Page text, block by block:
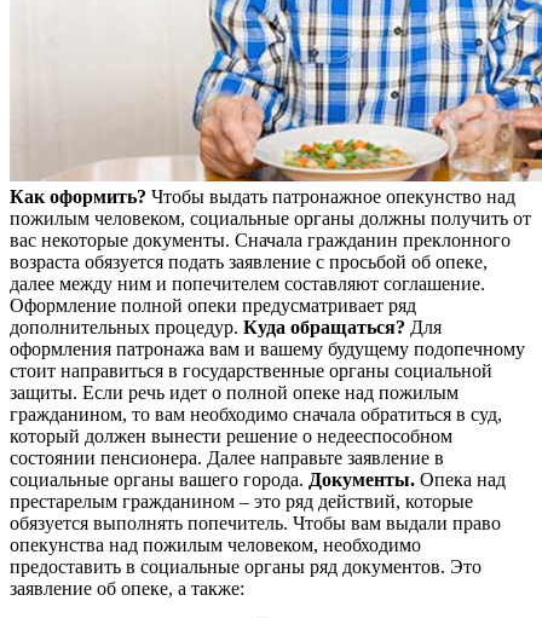
Как оформить? Чтобы выдать патронажное опекунство над
пожилым человеком, социальные органы должны получить от
вас некоторые документы. Сначала гражданин преклонного
возраста обязуется подать заявление с просьбой об опеке,
далее между ним и попечителем составляют соглашение.
Оформление полной опеки предусматривает ряд
дополнительных процедур. Куда обращаться? Для
оформления патронажа вам и вашему будущему подопечному
стоит направиться в государственные органы социальной
защиты. Если речь идет о полной опеке над пожилым
гражданином, то вам необходимо сначала обратиться в суд,
который должен вынести решение о недееспособном
состоянии пенсионера. Далее направьте заявление в
социальные органы вашего города. Документы. Опека над
престарелым гражданином – это ряд действий, которые
обязуется выполнять попечитель. Чтобы вам выдали право
опекунства над пожилым человеком, необходимо
предоставить в социальные органы ряд документов. Это
заявление об опеке, а также: